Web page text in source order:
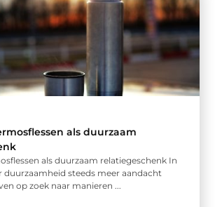
als duurzaam
als duurzaam relatiegeschenk In
duurzaamheid steeds meer aandacht
op zoek naar manieren ...